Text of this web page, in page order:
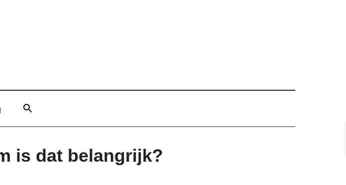
is dat belangrijk?